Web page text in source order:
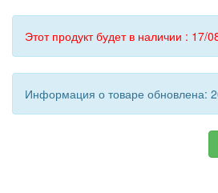
Этот продукт будет в наличии : 17/
Информация о товаре обновлена: